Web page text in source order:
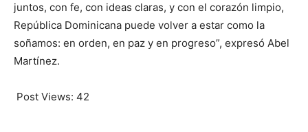
juntos, con fe, con ideas claras, y con el corazón limpio,
República Dominicana puede volver a estar como la
soñamos: en orden, en paz y en progreso”, expresó Abel
Martínez.
Post Views: 42